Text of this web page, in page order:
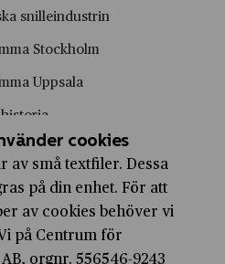
och företagande
kundservice
snilleindustrin
Stockholm
Uppsala
vandringar
cookies
av små textfiler. Dessa
på din enhet. För att
av cookies behöver vi
på Centrum för
orgnr. 556546-9243